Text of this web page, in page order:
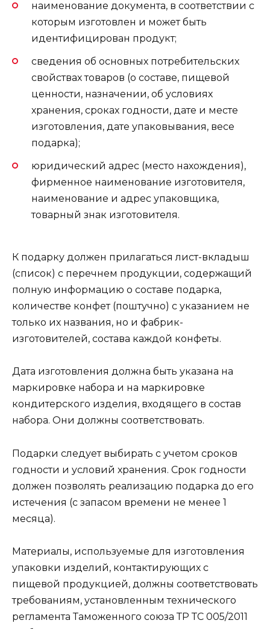
наименование документа, в соответствии с
которым изготовлен и может быть
идентифицирован продукт;
сведения об основных потребительских
свойствах товаров (о составе, пищевой
ценности, назначении, об условиях
хранения, сроках годности, дате и месте
изготовления, дате упаковывания, весе
подарка);
юридический адрес (место нахождения),
фирменное наименование изготовителя,
наименование и адрес упаковщика,
товарный знак изготовителя.
К подарку должен прилагаться лист-вкладыш
(список) с перечнем продукции, содержащий
полную информацию о составе подарка,
количестве конфет (поштучно) с указанием не
только их названия, но и фабрик-
изготовителей, состава каждой конфеты.
Дата изготовления должна быть указана на
маркировке набора и на маркировке
кондитерского изделия, входящего в состав
набора. Они должны соответствовать.
Подарки следует выбирать с учетом сроков
годности и условий хранения. Срок годности
должен позволять реализацию подарка до его
истечения (с запасом времени не менее 1
месяца).
Материалы, используемые для изготовления
упаковки изделий, контактирующих с
пищевой продукцией, должны соответствовать
требованиям, установленным технического
регламента Таможенного союза ТР ТС 005/2011